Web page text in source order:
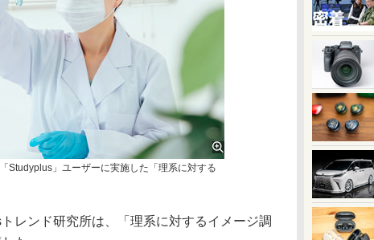
Studyplus」ユーザーに実施した「理系に対する
レンド研究所は、「理系に対するイメージ調